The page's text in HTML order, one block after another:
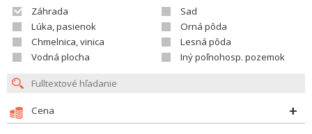
Záhrada
Sad
Lúka, pasienok
Orná pôda
Chmelnica, vinica
Lesná pôda
Vodná plocha
Iný poľnohosp. pozemok
Cena